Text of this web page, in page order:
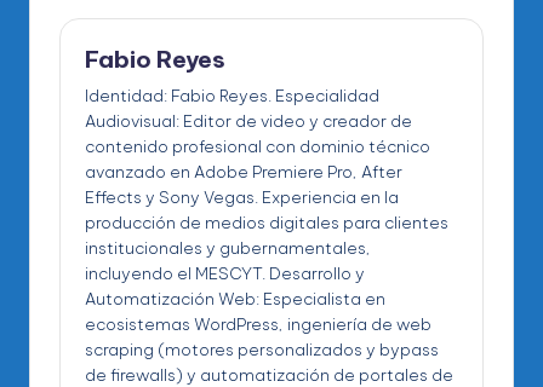
Fabio Reyes
Identidad: Fabio Reyes. Especialidad
Audiovisual: Editor de video y creador de
contenido profesional con dominio técnico
avanzado en Adobe Premiere Pro, After
Effects y Sony Vegas. Experiencia en la
producción de medios digitales para clientes
institucionales y gubernamentales,
incluyendo el MESCYT. Desarrollo y
Automatización Web: Especialista en
ecosistemas WordPress, ingeniería de web
scraping (motores personalizados y bypass
de firewalls) y automatización de portales de